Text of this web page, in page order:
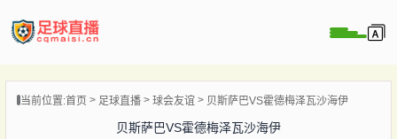
播当前位置:首页 足球直播 球会友谊 贝斯萨巴VS霍德梅泽瓦沙海伊
贝斯萨巴VS霍德梅泽瓦沙海伊